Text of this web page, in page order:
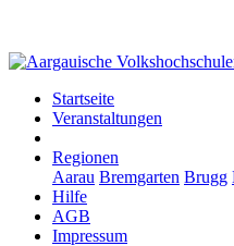
Startseite
Veranstaltungen
Regionen
Aarau Bremgarten Brugg
Hilfe
AGB
Impressum